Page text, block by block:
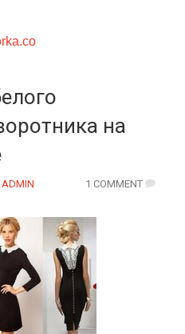
на
AUTHOR
ADMIN 1 COMMENT